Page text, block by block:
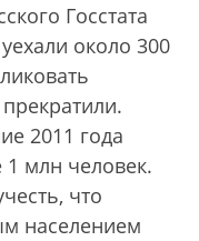
Госстата
около 300
2011 года
млн человек.
что
населением